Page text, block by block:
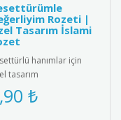
Rozeti |
Tasarım İslami
hanımlar için
tasarım
Değerliyim"
Yüksek kaliteli metal
₺